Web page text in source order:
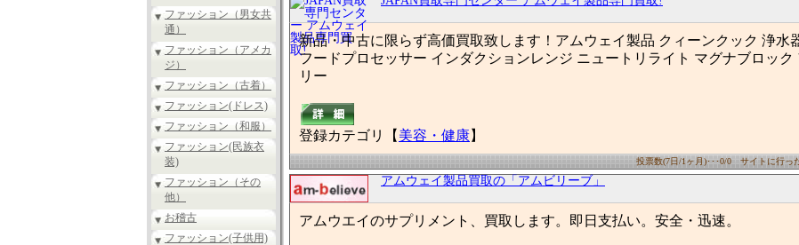
ファッション（男女共
通）
ファッション（アメカ
ジ）
ファッション（古着）
ファッション(ドレス)
ファッション（和服）
ファッション(民族衣
装)
ファッション（その
他）
お稽古
ファッション(子供用)
新品・中古に限らず高価買取致します！アムウェイ製品 クィーンクック 浄水
フードプロセッサー インダクションレンジ ニュートリライト マグナブロック
リー
登録カテゴリ【 美容・健康】
投票数(7日/1ヶ月)･･･0/0 サイトに行っ
アムウェイ製品買取の「アムビリーブ」
アムウエイのサプリメント、買取します。即日支払い。安全・迅速。